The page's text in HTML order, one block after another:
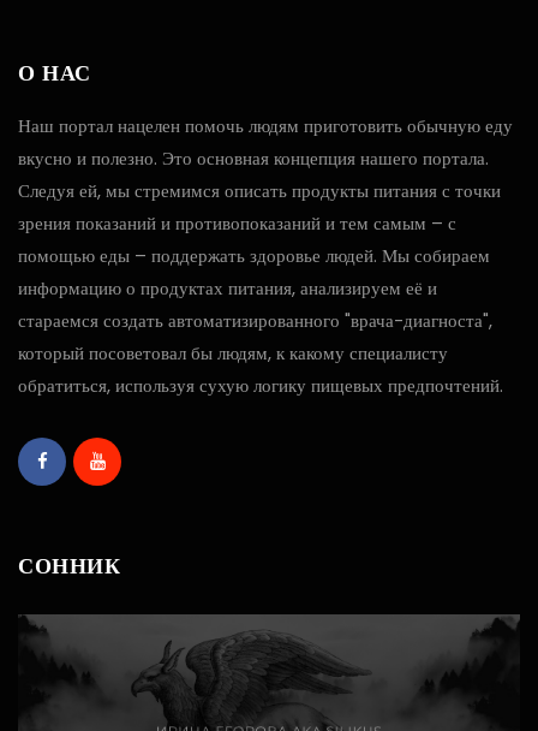
О НАС
Наш портал нацелен помочь людям приготовить обычную еду
вкусно и полезно. Это основная концепция нашего портала.
Следуя ей, мы стремимся описать продукты питания с точки
зрения показаний и противопоказаний и тем самым – с
помощью еды – поддержать здоровье людей. Мы собираем
информацию о продуктах питания, анализируем её и
стараемся создать автоматизированного "врача-диагноста",
который посоветовал бы людям, к какому специалисту
обратиться, используя сухую логику пищевых предпочтений.
СОННИК